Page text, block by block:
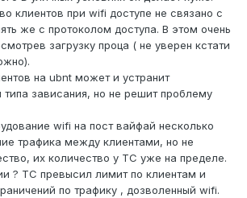
клиентов при wifi доступе не связано с
же с протоколом доступа. В этом очень
загрузку проца ( не уверен кстати
на ubnt может и устранит
типа зависания, но не решит проблему
wifi на пост вайфай несколько
трафика между клиентами, но не
их количество у TC уже на пределе.
? TC превысил лимит по клиентам и
по трафику , дозволенный wifi.